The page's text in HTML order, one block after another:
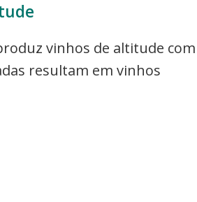
vinhos de altitude com
resultam em vinhos